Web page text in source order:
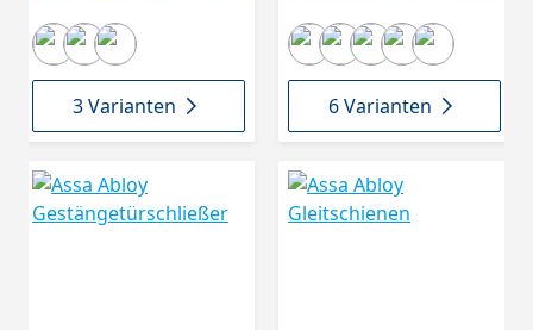
3 Varianten 6 Varianten